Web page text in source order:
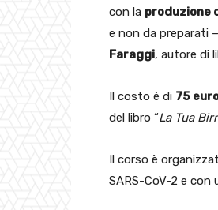
con la produzione
e non da preparati
Faraggi, autore di
Il costo è di 75
del libro “La Tua
Il corso è
SARS-CoV-2 e